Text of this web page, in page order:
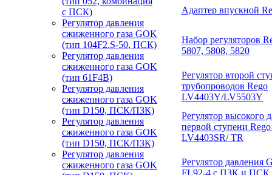
с ПСК)
Регулятор давления
сжиженного газа GOK
(тип 104F2.S-50, ПСК)
Регулятор давления
сжиженного газа GOK
(тип 61F4B)
Регулятор давления
сжиженного газа GOK
(тип D150, ПСК/ПЗК)
Регулятор давления
сжиженного газа GOK
(тип D150, ПСК/ПЗК)
Регулятор давления
сжиженного газа GOK
Адаптер впускной
Набор регуляторов
5807, 5808, 5820
Регулятор второй
трубопроводов Rego
LV4403Y/LV5503Y
Регулятор высокого
первой ступени
LV4403SR/ TR
Регулятор давления
FL92-4 с ПЗК и ПСК